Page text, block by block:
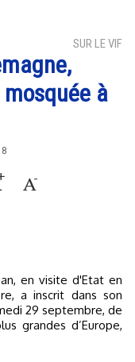
SUR LE VIF
à
a inscrit dans son
29 septembre, de
grandes d’Europe,